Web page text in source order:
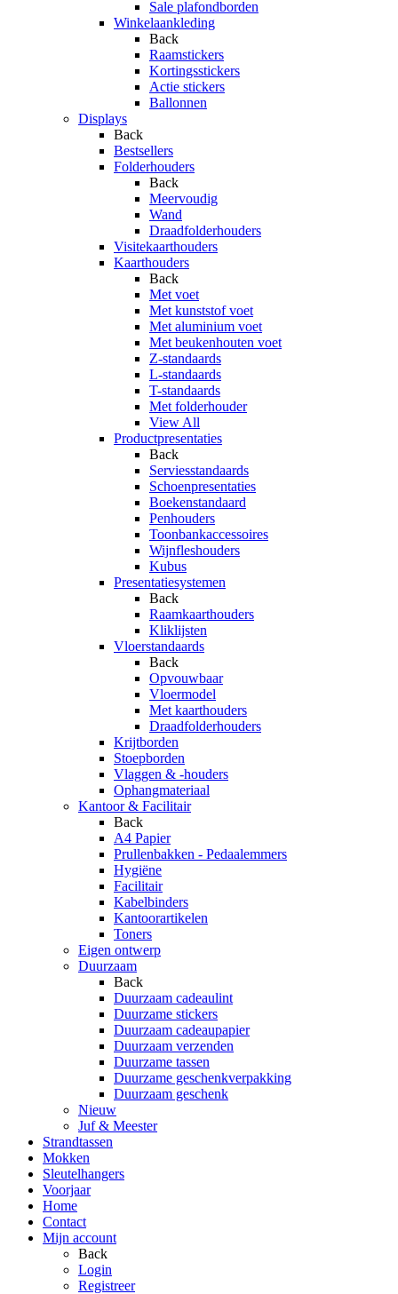
Sale plafondborden
Winkelaankleding
Back
Raamstickers
Kortingsstickers
Actie stickers
Ballonnen
Displays
Back
Bestsellers
Folderhouders
Back
Meervoudig
Wand
Draadfolderhouders
Visitekaarthouders
Kaarthouders
Back
Met voet
Met kunststof voet
Met aluminium voet
Met beukenhouten voet
Z-standaards
L-standaards
T-standaards
Met folderhouder
View All
Productpresentaties
Back
Serviesstandaards
Schoenpresentaties
Boekenstandaard
Penhouders
Toonbankaccessoires
Wijnfleshouders
Kubus
Presentatiesystemen
Back
Raamkaarthouders
Kliklijsten
Vloerstandaards
Back
Opvouwbaar
Vloermodel
Met kaarthouders
Draadfolderhouders
Krijtborden
Stoepborden
Vlaggen & -houders
Ophangmateriaal
Kantoor & Facilitair
Back
A4 Papier
Prullenbakken - Pedaalemmers
Hygiëne
Facilitair
Kabelbinders
Kantoorartikelen
Toners
Eigen ontwerp
Duurzaam
Back
Duurzaam cadeaulint
Duurzame stickers
Duurzaam cadeaupapier
Duurzaam verzenden
Duurzame tassen
Duurzame geschenkverpakking
Duurzaam geschenk
Nieuw
Juf & Meester
Strandtassen
Mokken
Sleutelhangers
Voorjaar
Home
Contact
Mijn account
Back
Login
Registreer